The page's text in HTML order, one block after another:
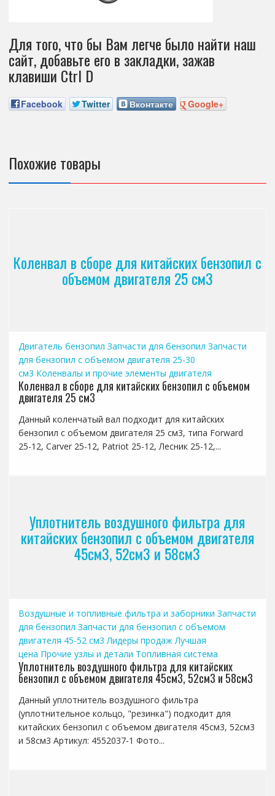
Для того, что бы Вам легче было найти наш
сайт, добавьте его в закладки, зажав
клавиши Ctrl D
Facebook Twitter Вконтакте Google+
Похожие товары
Коленвал в сборе для китайских бензопил с
объемом двигателя 25 см3
Двигатель бензопил Запчасти для бензопил Запчасти
для бензопил с объемом двигателя 25-30
см3 Коленвалы и прочие элементы двигателя
Коленвал в сборе для китайских бензопил с объемом
двигателя 25 см3
Данный коленчатый вал подходит для китайских
бензопил с объемом двигателя 25 см3, типа Forward
25-12, Carver 25-12, Patriot 25-12, Лесник 25-12,...
Уплотнитель воздушного фильтра для
китайских бензопил с объемом двигателя
45см3, 52см3 и 58см3
Воздушные и топливные фильтра и заборники Запчасти
для бензопил Запчасти для бензопил с объемом
двигателя 45-52 см3 Лидеры продаж Лучшая
цена Прочие узлы и детали Топливная система
Уплотнитель воздушного фильтра для китайских
бензопил с объемом двигателя 45см3, 52см3 и 58см3
Данный уплотнитель воздушного фильтра
(уплотнительное кольцо, "резинка") подходит для
китайских бензопил с объемом двигателя 45см3, 52см3
и 58см3 Артикул: 4552037-1 Фото...